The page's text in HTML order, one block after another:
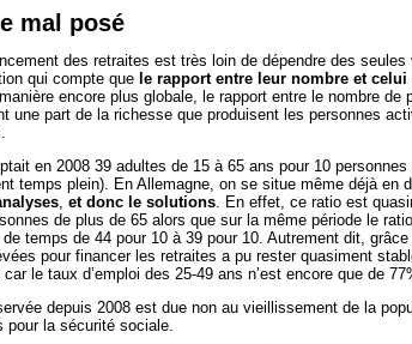
mal posé
des retraites est très loin de dépendre des
qui compte que le rapport entre leur nombre et
encore plus globale, le rapport entre le nombre de
une part de la richesse que produisent les personnes
en 2008 39 adultes de 15 à 65 ans pour 10
temps plein). En Allemagne, on se situe même déjà en
, et donc le solutions. En effet, ce ratio est
de plus de 65 alors que sur la même période le
temps de 44 pour 10 à 39 pour 10. Autrement dit,
pour financer les retraites a pu rester quasiment
le taux d’emploi des 25-49 ans n’est encore que de
depuis 2008 est due non au vieillissement de la
pour la sécurité sociale.